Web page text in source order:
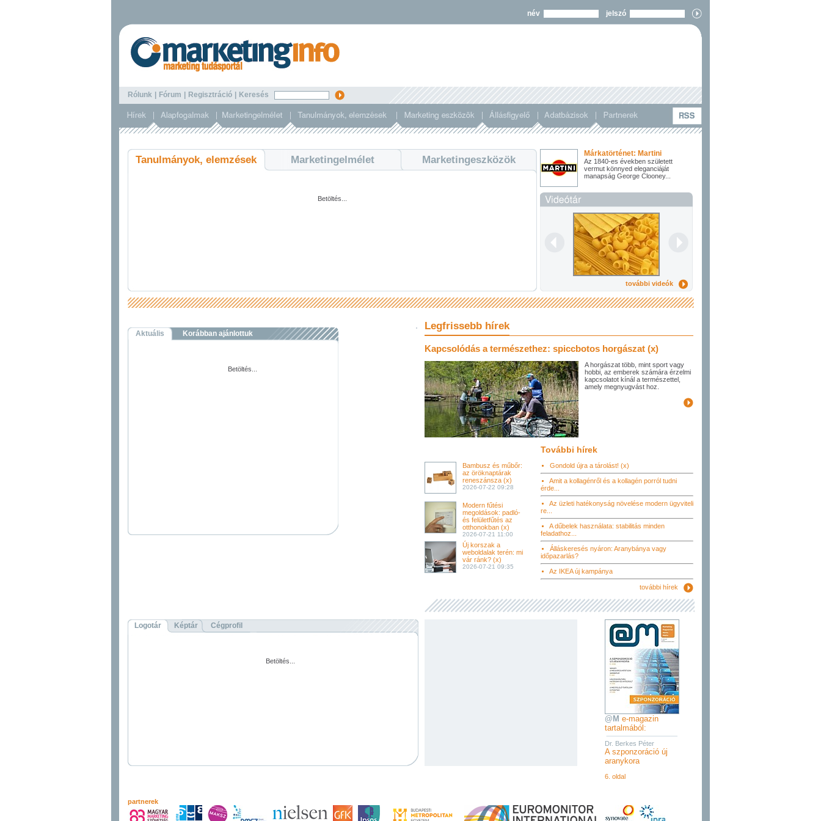
név jelszó
Rólunk Fórum Regisztráció Keresés
Tanulmányok, elemzések Marketingelmélet Marketingeszközök
Betöltés...
Márkatörténet: Martini
Az 1840-es években született
vermut könnyed eleganciáját
manapság George Clooney...
további videók
Aktuális Korábban ajánlottuk
Betöltés...
Legfrissebb hírek
Kapcsolódás a természethez: spiccbotos horgászat (x)
A horgászat több, mint sport vagy
hobbi, az emberek számára érzelmi
kapcsolatot kínál a természettel,
amely megnyugvást hoz.
Bambusz és műbőr:
az öröknaptárak
reneszánsza (x)
2026-07-22 09:28
Modern fűtési
megoldások: padló-
és felületfűtés az
otthonokban (x)
2026-07-21 11:00
Új korszak a
weboldalak terén: mi
vár ránk? (x)
2026-07-21 09:35
További hírek
Gondold újra a tárolást! (x)
Amit a kollagénről és a kollagén porról tudni
érde...
Az üzleti hatékonyság növelése modern ügyviteli
re...
A dűbelek használata: stabilitás minden
feladathoz...
Álláskeresés nyáron: Aranybánya vagy
időpazarlás?
Az IKEA új kampánya
további hírek
Logotár Képtár Cégprofil
Betöltés...
@M e-magazin
tartalmából:
Dr. Berkes Péter
A szponzoráció új
aranykora
6. oldal
partnerek